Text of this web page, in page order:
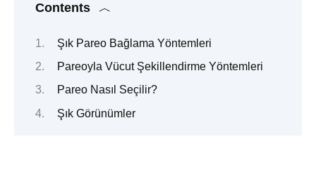
Contents
Şık Pareo Bağlama Yöntemleri
Pareoyla Vücut Şekillendirme Yöntemleri
Pareo Nasıl Seçilir?
Şık Görünümler